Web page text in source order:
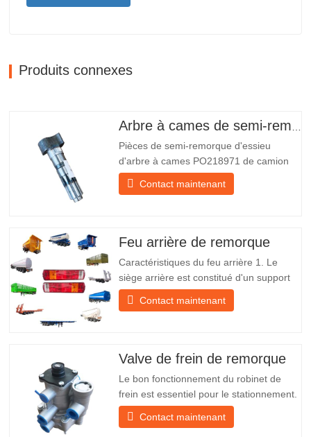
Produits connexes
Arbre à cames de semi-remorque
Pièces de semi-remorque d'essieu
d'arbre à cames PO218971 de camion
chinois à vendre Caractéristiques Produit
Pièces de rechange pour remorque
expédition À propos de nous Chengda
Group est un fabricant chinois de…
Contact maintenant
Feu arrière de remorque
Caractéristiques du feu arrière 1. Le
siège arrière est constitué d'un support
en fer, beaucoup plus résistant que
d'autres matériaux. Des vis et des écrous
l'abat-jour pour mieux protéger l'abat-jour
Contact maintenant
Valve de frein de remorque
Le bon fonctionnement du robinet de
frein est essentiel pour le stationnement.
Il assure un freinage en douceur de la
remorque. Fondée en 2005, Chengda
Contact maintenant